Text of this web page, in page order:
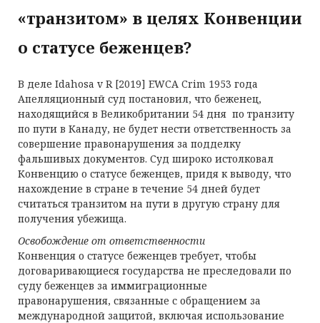
«транзитом» в целях Конвенции
о статусе беженцев?
В деле Idahosa v R [2019] EWCA Crim 1953 года
Апелляционный суд постановил, что беженец,
находящийся в Великобритании 54 дня по транзиту
по пути в Канаду, не будет нести ответственность за
совершение правонарушения за подделку
фальшивых документов. Суд широко истолковал
Конвенцию о статусе беженцев, придя к выводу, что
нахождение в стране в течение 54 дней будет
считаться транзитом на пути в другую страну для
получения убежища.
Освобождение от ответственности
Конвенция о статусе беженцев требует, чтобы
договаривающиеся государства не преследовали по
суду беженцев за иммиграционные
правонарушения, связанные с обращением за
международной защитой, включая использование